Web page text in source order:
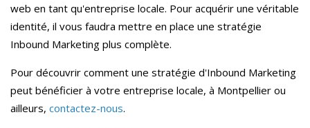
web en tant qu'entreprise locale. Pour acquérir une véritable
identité, il vous faudra mettre en place une stratégie
Inbound Marketing plus complète.
Pour découvrir comment une stratégie d'Inbound Marketing
peut bénéficier à votre entreprise locale, à Montpellier ou
ailleurs, contactez-nous.